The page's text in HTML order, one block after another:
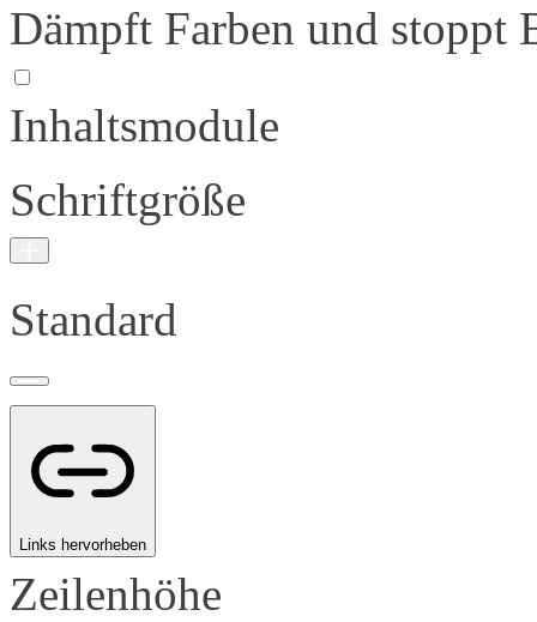
Dämpft Farben und stoppt
Inhaltsmodule
Schriftgröße
Standard
Links hervorheben
Zeilenhöhe